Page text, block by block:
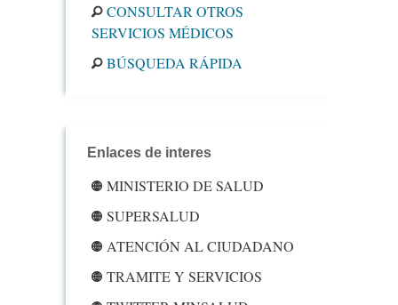
CONSULTAR OTROS
SERVICIOS MÉDICOS
BÚSQUEDA RÁPIDA
Enlaces de interes
MINISTERIO DE SALUD
SUPERSALUD
ATENCIÓN AL CIUDADANO
TRAMITE Y SERVICIOS